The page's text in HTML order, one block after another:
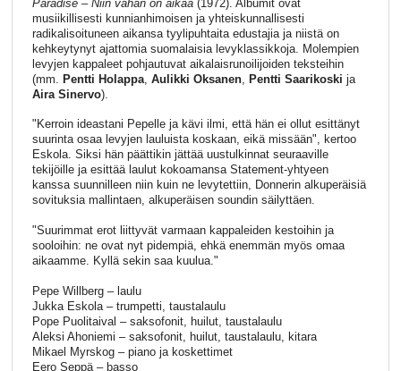
Paradise – Niin vähän on aikaa(1972). Albumit ovat
musiikillisesti kunnianhimoisen ja yhteiskunnallisesti
radikalisoituneen aikansa tyylipuhtaita edustajia ja niistä on
kehkeytynyt ajattomia suomalaisia levyklassikkoja. Molempien
levyjen kappaleet pohjautuvat aikalaisrunoilijoiden teksteihin
(mm. Pentti Holappa, Aulikki Oksanen, Pentti Saarikoski ja
Aira Sinervo).
"Kerroin ideastani Pepelle ja kävi ilmi, että hän ei ollut esittänyt
suurinta osaa levyjen lauluista koskaan, eikä missään", kertoo
Eskola. Siksi hän päättikin jättää uustulkinnat seuraaville
tekijöille ja esittää laulut kokoamansa Statement-yhtyeen
kanssa suunnilleen niin kuin ne levytettiin, Donnerin alkuperäisiä
sovituksia mallintaen, alkuperäisen soundin säilyttäen.
"Suurimmat erot liittyvät varmaan kappaleiden kestoihin ja
sooloihin: ne ovat nyt pidempiä, ehkä enemmän myös omaa
aikaamme. Kyllä sekin saa kuulua."
Pepe Willberg – laulu
Jukka Eskola – trumpetti, taustalaulu
Pope Puolitaival – saksofonit, huilut, taustalaulu
Aleksi Ahoniemi – saksofonit, huilut, taustalaulu, kitara
Mikael Myrskog – piano ja koskettimet
Eero Seppä – basso